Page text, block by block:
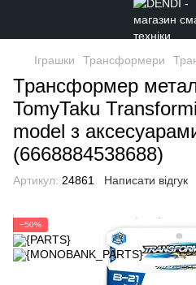
Іграшки Трансформери
Трансформер
TomyTaku
model з
(6668884538688)
Артикул: 24861 Написати відгук
−50%